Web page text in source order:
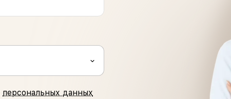
персональных данных